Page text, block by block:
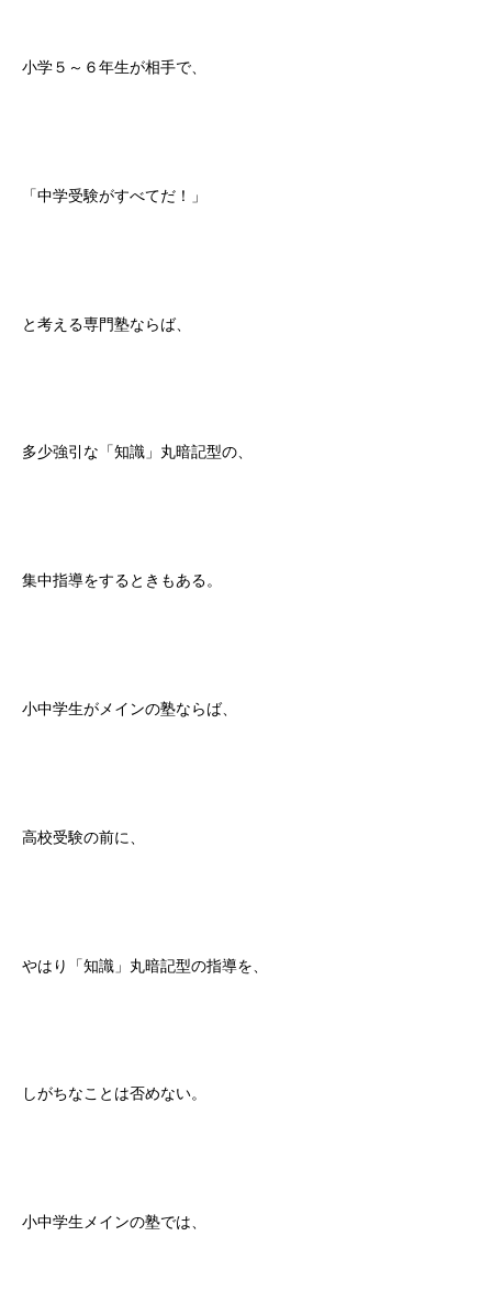
小学５～６年生が相手で、
「中学受験がすべてだ！」
と考える専門塾ならば、
多少強引な「知識」丸暗記型の、
集中指導をするときもある。
小中学生がメインの塾ならば、
高校受験の前に、
やはり「知識」丸暗記型の指導を、
しがちなことは否めない。
小中学生メインの塾では、